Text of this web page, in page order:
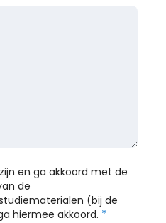
en ga akkoord met de
de
(bij de
hiermee akkoord. *